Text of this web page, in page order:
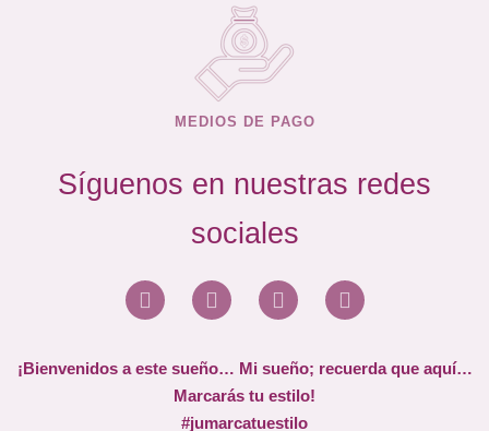
MEDIOS DE PAGO
Síguenos en nuestras redes
sociales
¡Bienvenidos a este sueño… Mi sueño; recuerda que aquí…
Marcarás tu estilo!
#jumarcatuestilo